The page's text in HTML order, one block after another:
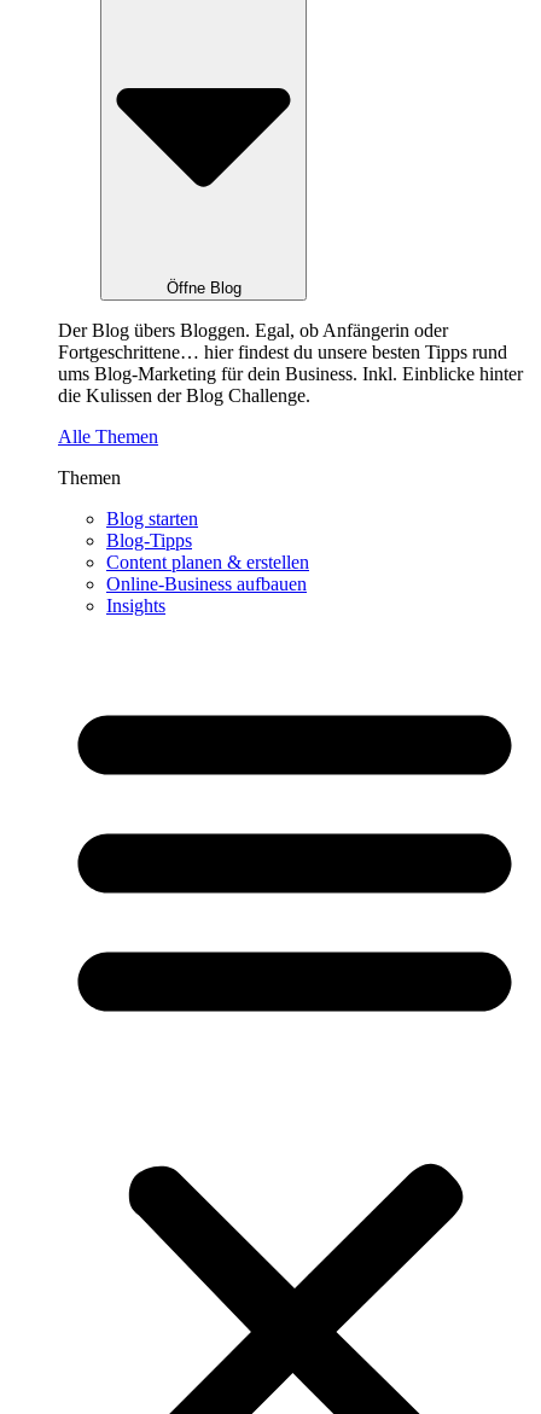
Öffne Blog
Der Blog übers Bloggen. Egal, ob Anfängerin oder
Fortgeschrittene… hier findest du unsere besten Tipps rund
ums Blog-Marketing für dein Business. Inkl. Einblicke hinter
die Kulissen der Blog Challenge.
Alle Themen
Themen
Blog starten
Blog-Tipps
Content planen & erstellen
Online-Business aufbauen
Insights